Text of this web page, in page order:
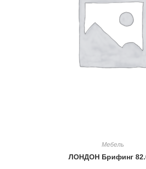
Мебель
ЛОНДОН Брифинг